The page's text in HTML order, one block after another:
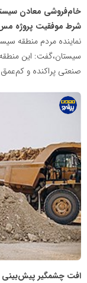
خام‌فروشی معادن
شرط موفقیت پروژه
نماینده مردم منطقه
سیستان،گفت: این
صنعتی پراکنده و
رسانی
معدن
پیشرو